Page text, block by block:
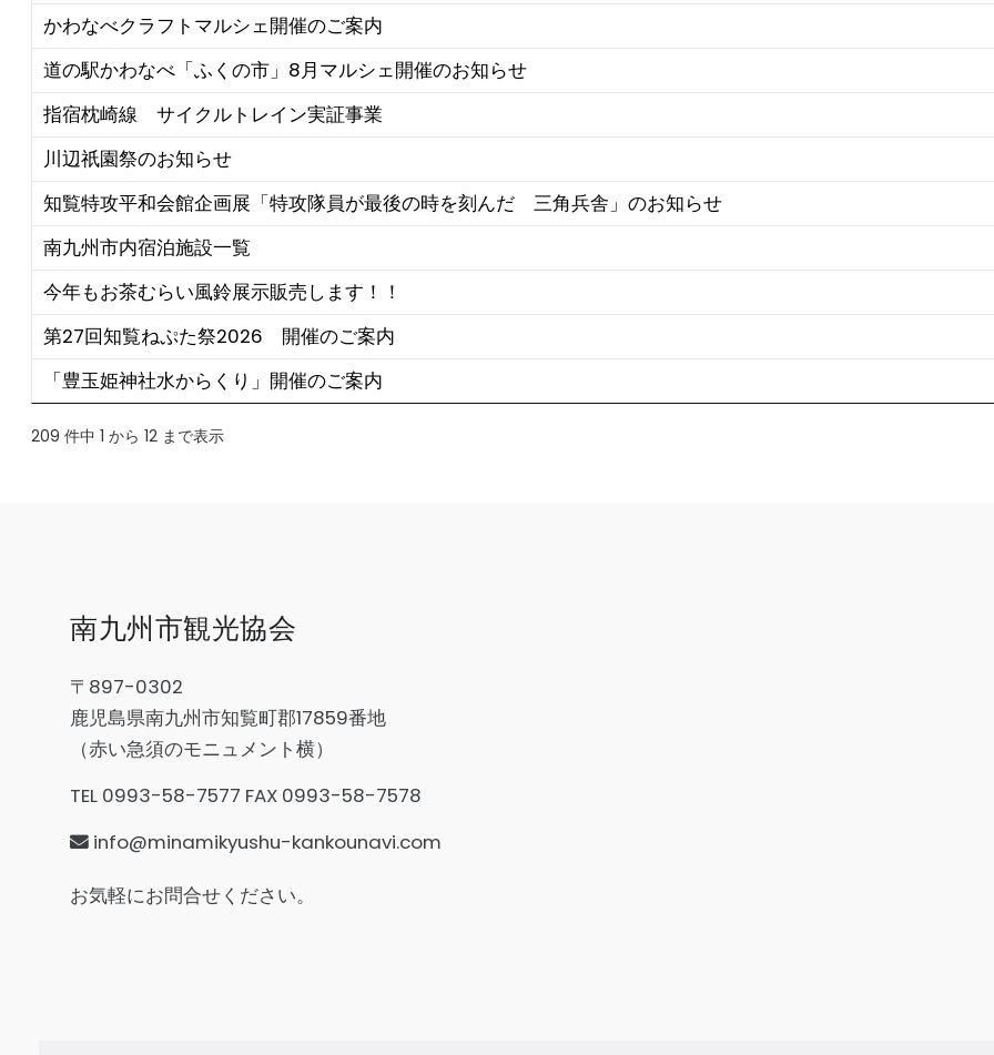
かわなべクラフトマルシェ開催のご案内
道の駅かわなべ「ふくの市」8月マルシェ開催のお知らせ
指宿枕崎線 サイクルトレイン実証事業
川辺祇園祭のお知らせ
知覧特攻平和会館企画展「特攻隊員が最後の時を刻んだ 三角兵舎」のお知らせ
南九州市内宿泊施設一覧
今年もお茶むらい風鈴展示販売します！！
第27回知覧ねぷた祭2026 開催のご案内
「豊玉姫神社水からくり」開催のご案内
209 件中 1 から 12 まで表示
南九州市観光協会
〒897-0302
鹿児島県南九州市知覧町郡17859番地
（赤い急須のモニュメント横）
TEL 0993-58-7577 FAX 0993-58-7578
info@minamikyushu-kankounavi.com
お気軽にお問合せください。